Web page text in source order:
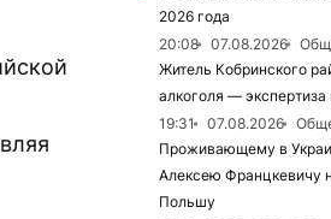
2026 года
20:08
07.08.2026
Житель Кобринского
алкоголя —
19:31
07.08.2026
Проживающему в
Алексею Францкевичу
Польшу